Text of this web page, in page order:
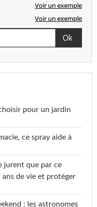
Voir un exemple
Voir un exemple
pour un jardin
ce spray aide à
jurent que par ce
ans de vie et protéger
: les astronomes